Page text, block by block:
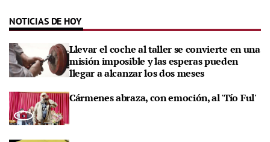
NOTICIAS DE HOY
Llevar el coche al taller se convierte en una
misión imposible y las esperas pueden
llegar a alcanzar los dos meses
Cármenes abraza, con emoción, al 'Tío Ful'